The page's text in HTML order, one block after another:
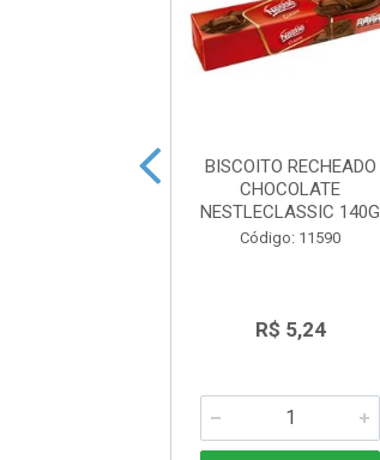
BISCOITO RECHEADO
CHOCOLATE
NESTLECLASSIC 140G
Código: 11590
R$ 5,24